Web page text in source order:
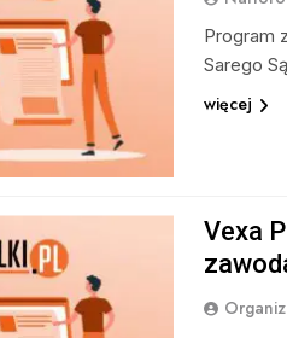
Program
Sarego
więcej
Vexa